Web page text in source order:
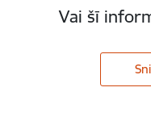
Vai šī